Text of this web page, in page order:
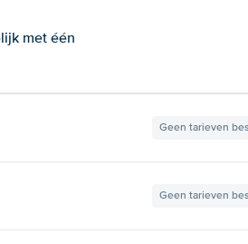
met één
Geen tarieven
Geen tarieven